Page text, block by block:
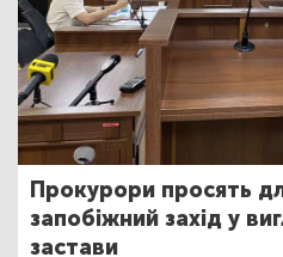
Прокурори просять
запобіжний захід у
застави